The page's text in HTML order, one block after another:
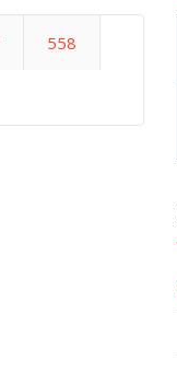
558